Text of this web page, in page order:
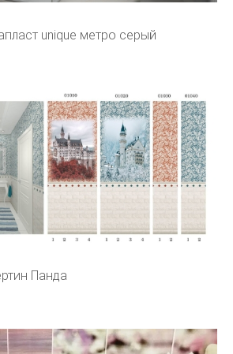
unique метро серый
Панда